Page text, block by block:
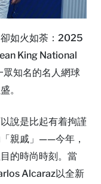
如火如荼：2025
King National
知名的名人網球
。
說是比起有着拘謹
親戚」——今年，
的時尚時刻。當
Alcaraz以全新